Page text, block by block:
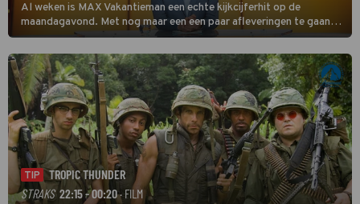
Al weken is MAX Vakantieman een echte kijkcijferhit op de
maandagavond. Met nog maar een een paar afleveringen te gaan, is
het tijd om alvast vooruit te blikken. Welk programma neemt
daarna de plek op NPO 1 in? Wij zochten het voor je uit!
TIP
TROPIC THUNDER
STRAKS 22:15 - 00:20· FILM